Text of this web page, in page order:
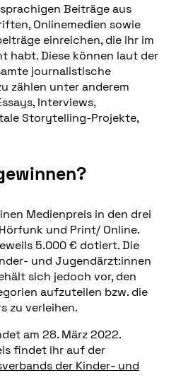
Beiträge aus
Onlinemedien sowie
einreichen, die ihr im
habt. Diese können laut der
journalistische
zählen unter anderem
Interviews,
Storytelling-Projekte,
Medienpreis in den drei
und Print/ Online.
5.000 € dotiert. Die
und Jugendärzt:innen
sich jedoch vor, den
aufzuteilen bzw. die
zu verleihen.
am 28. März 2022.
findet ihr auf der
der Kinder- und